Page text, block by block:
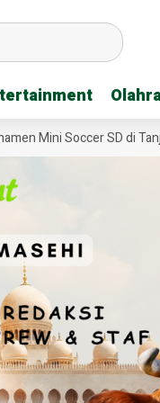
Soccer SD di Tanjung